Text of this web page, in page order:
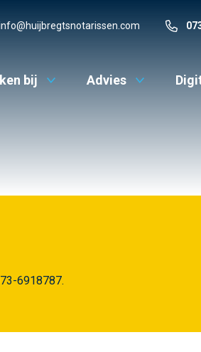
bij Advies
6918787.